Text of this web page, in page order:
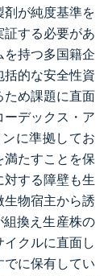
剤が純度基準を
する必要があ
を持つ多国籍企
的な安全性資
ため課題に直面
デックス・ア
に準拠してお
満たすことを保
する障壁も生
生物宿主から誘
組換え生産株の
クルに直面し
でに保有してい